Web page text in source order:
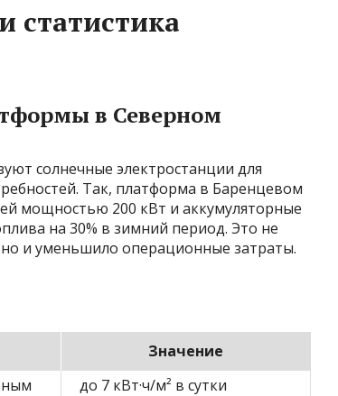
статистика
в Северном
солнечные электростанции для
Так, платформа в Баренцевом
мощностью 200 кВт и аккумуляторные
на 30% в зимний период. Это не
и уменьшило операционные затраты.
Значение
до 7 кВт·ч/м² в сутки